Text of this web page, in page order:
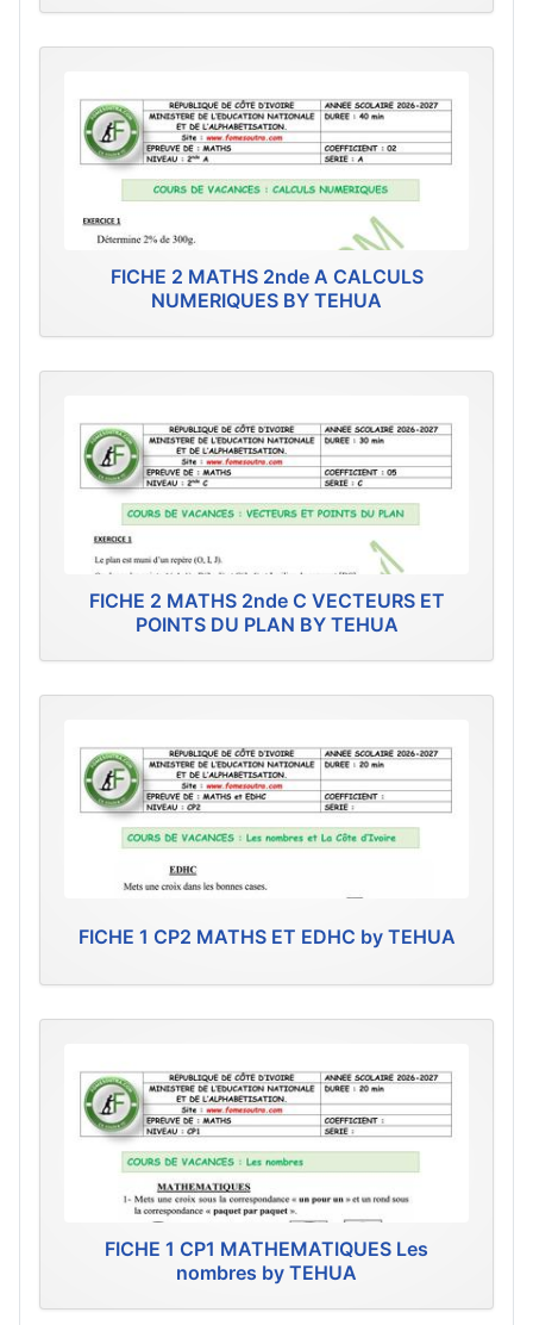
FICHE 2 MATHS 2nde A CALCULS
NUMERIQUES BY TEHUA
FICHE 2 MATHS 2nde C VECTEURS ET
POINTS DU PLAN BY TEHUA
FICHE 1 CP2 MATHS ET EDHC by TEHUA
FICHE 1 CP1 MATHEMATIQUES Les
nombres by TEHUA